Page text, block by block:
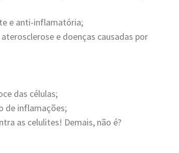
e anti-inflamatória;
e doenças causadas por
das células;
de inflamações;
as celulites! Demais, não é?